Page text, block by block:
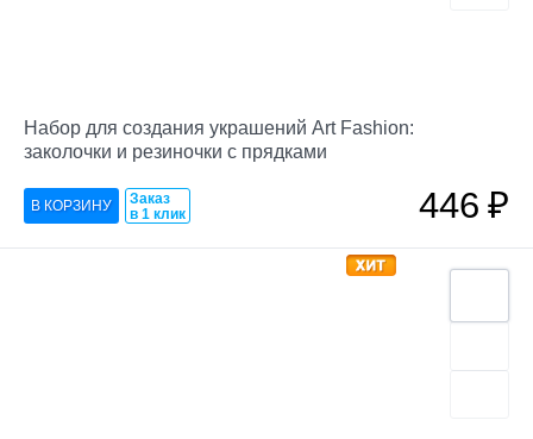
Набор для создания украшений Art Fashion:
заколочки и резиночки с прядками
Заказ
в 1 клик
446₽